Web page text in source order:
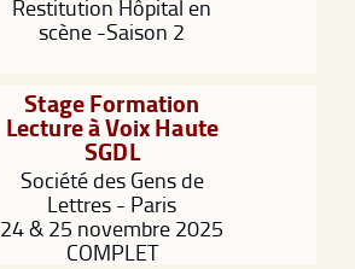
Restitution Hôpital en
scène -Saison 2
Stage Formation
Lecture à Voix Haute
SGDL
Société des Gens de
Lettres - Paris
24 & 25 novembre 2025
COMPLET